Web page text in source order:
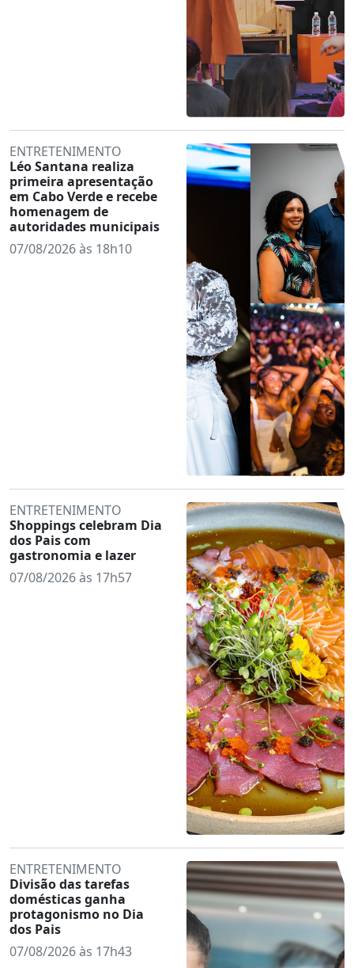
ENTRETENIMENTO
Léo Santana realiza
primeira apresentação
em Cabo Verde e recebe
homenagem de
autoridades municipais
07/08/2026 às 18h10
ENTRETENIMENTO
Shoppings celebram Dia
dos Pais com
gastronomia e lazer
07/08/2026 às 17h57
ENTRETENIMENTO
Divisão das tarefas
domésticas ganha
protagonismo no Dia
dos Pais
07/08/2026 às 17h43